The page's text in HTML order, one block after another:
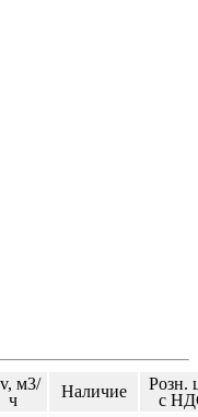
м3/
ч
Наличие
Розн.
с